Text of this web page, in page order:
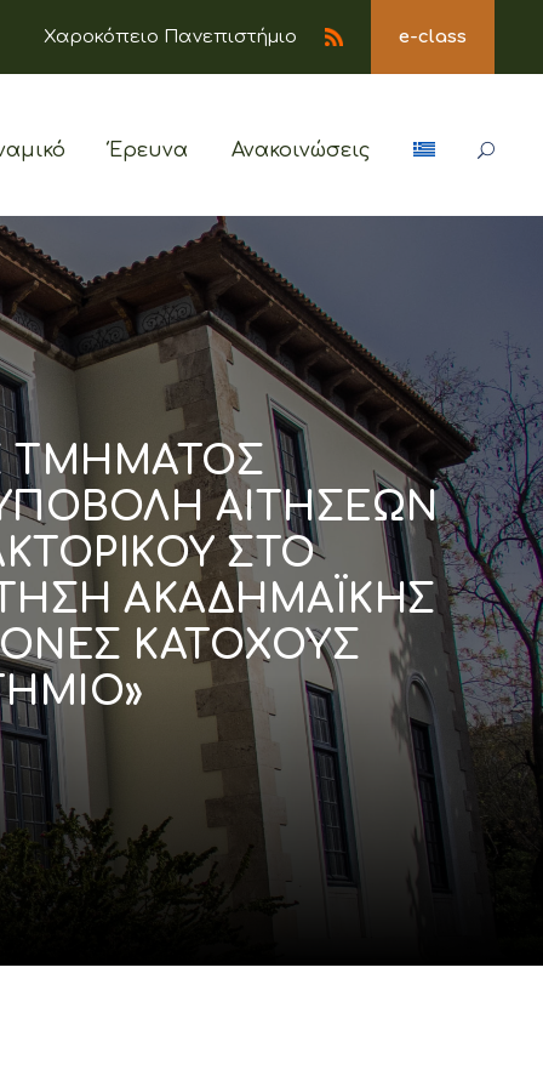
Χαροκόπειο Πανεπιστήμιο e-class
Έρευνα Ανακοινώσεις
ΤΜΗΜΑΤΟΣ
ΥΠΟΒΟΛΗ ΑΙΤΗΣΕΩΝ
ΣΤΟ
ΑΚΑΔΗΜΑΪΚΗΣ
ΚΑΤΟΧΟΥΣ